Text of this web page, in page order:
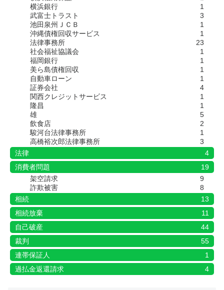
横浜銀行
1
武富士トラスト
3
池田泉州ＪＣＢ
1
沖縄債権回収サービス
1
法律事務所
23
社会福祉協議会
1
福岡銀行
1
美ら島債権回収
1
自動車ローン
1
証券会社
4
関西クレジットサービス
1
隆昌
1
雄
5
飲食店
2
駿河台法律事務所
1
高橋裕次郎法律事務所
3
法律
4
消費者問題
19
架空請求
9
詐欺被害
8
相続
13
相続放棄
11
自己破産
44
裁判
55
連帯保証人
1
過払金返還請求
4